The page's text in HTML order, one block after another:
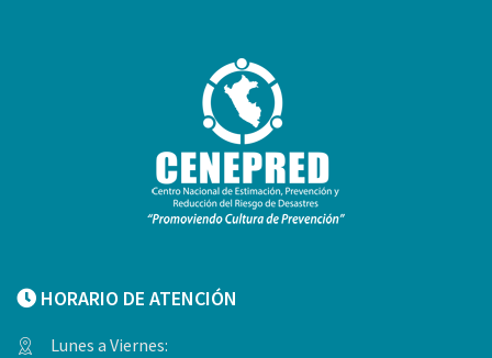
HORARIO DE ATENCIÓN
Lunes a Viernes: